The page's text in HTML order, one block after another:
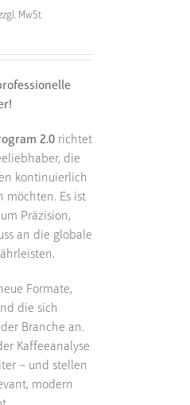
MwSt
2.0 richtet
die
kontinuierlich
möchten. Es ist
Präzision,
an die globale
Formate,
die sich
Branche an.
Kaffeeanalyse
– und stellen
modern